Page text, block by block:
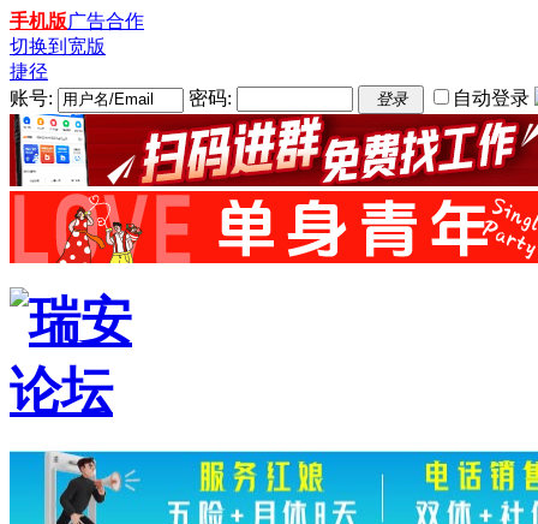
手机版广告合作
切换到宽版
捷径
账号:
密码: 登录 自动登录